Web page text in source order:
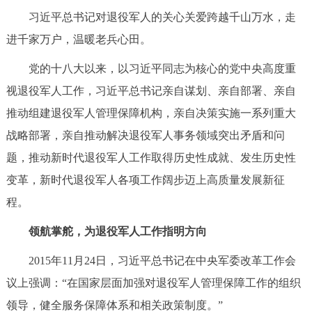
决策公开 专题公开
个人服务 法人服务 部门服务
便民服务 利企服务 投资项目
中介服务 阳光政务
政民互动
参与调查 在线访谈 图说互动
习近平总书记对退役军人的关心关爱跨越千山万水，走
进千家万户，温暖老兵心田。
党的十八大以来，以习近平同志为核心的党中央高度重
视退役军人工作，习近平总书记亲自谋划、亲自部署、亲自
推动组建退役军人管理保障机构，亲自决策实施一系列重大
战略部署，亲自推动解决退役军人事务领域突出矛盾和问
题，推动新时代退役军人工作取得历史性成就、发生历史性
变革，新时代退役军人各项工作阔步迈上高质量发展新征
程。
领航掌舵，为退役军人工作指明方向
2015年11月24日，习近平总书记在中央军委改革工作会
议上强调：“在国家层面加强对退役军人管理保障工作的组织
领导，健全服务保障体系和相关政策制度。”